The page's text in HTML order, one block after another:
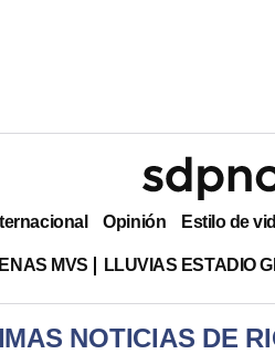
Opinión Estilo de
MVS LLUVIAS ESTADIO
NOTICIAS DE